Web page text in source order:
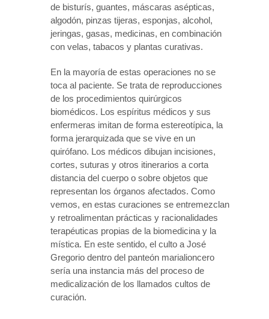
de bisturís, guantes, máscaras asépticas,
algodón, pinzas tijeras, esponjas, alcohol,
jeringas, gasas, medicinas, en combinación
con velas, tabacos y plantas curativas.
En la mayoría de estas operaciones no se
toca al paciente. Se trata de reproducciones
de los procedimientos quirúrgicos
biomédicos. Los espíritus médicos y sus
enfermeras imitan de forma estereotípica, la
forma jerarquizada que se vive en un
quirófano. Los médicos dibujan incisiones,
cortes, suturas y otros itinerarios a corta
distancia del cuerpo o sobre objetos que
representan los órganos afectados. Como
vemos, en estas curaciones se entremezclan
y retroalimentan prácticas y racionalidades
terapéuticas propias de la biomedicina y la
mística. En este sentido, el culto a José
Gregorio dentro del panteón marialioncero
sería una instancia más del proceso de
medicalización de los llamados cultos de
curación.